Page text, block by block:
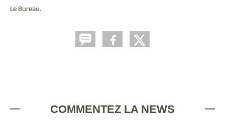
Le Bureau.
COMMENTEZ LA NEWS